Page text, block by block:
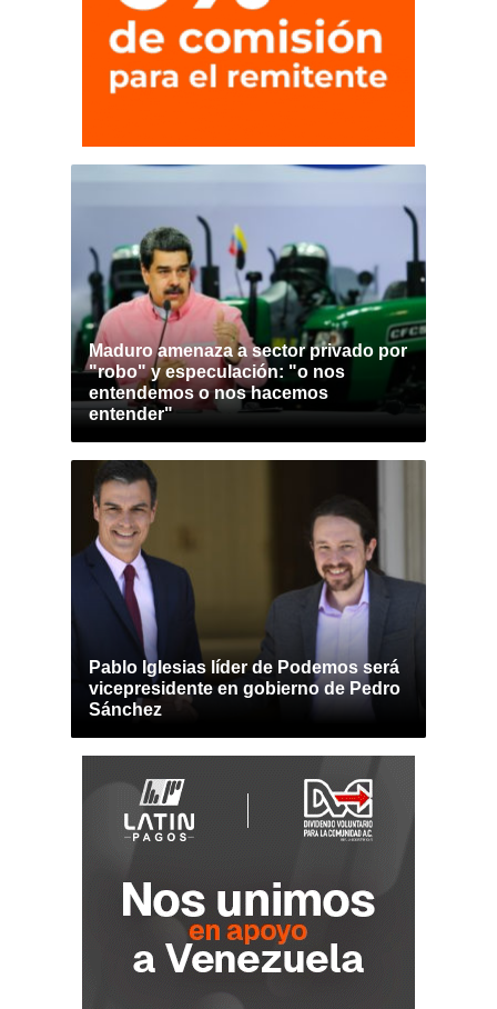
Maduro amenaza a sector privado por
"robo" y especulación: "o nos
entendemos o nos hacemos
entender"
Pablo Iglesias líder de Podemos será
vicepresidente en gobierno de Pedro
Sánchez